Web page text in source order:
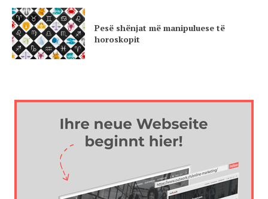
Pesë shënjat më manipuluese të
horoskopit